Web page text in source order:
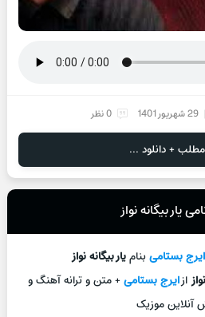
29 شهریور 1401 0 نظر
مطلب + دانلود ...
یار بیگانه نواز
ایرج بستامیبنامیار بیگانه نواز
ازایرج بستامی+ متن و ترانه آهنگ و
آنلاین موزیک